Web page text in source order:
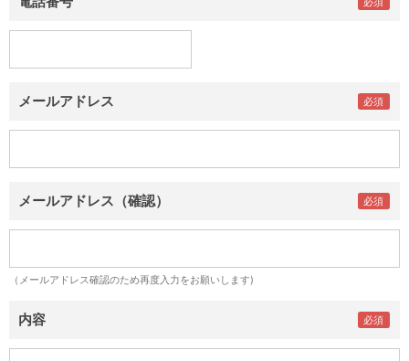
メールアドレス
メールアドレス（確認）
（メールアドレス確認のため再度入力をお願いします)
内容